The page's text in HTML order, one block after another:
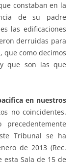
constaban en la
de su padre
las edificaciones
derruidas para
que como decimos
que son las que
en nuestros
no coincidentes.
Tribunal se ha
de 2013 (Rec.
Sala de 15 de